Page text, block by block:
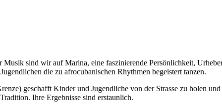
sind wir auf Marina, eine faszinierende Persönlichkeit,
die zu afrocubanischen Rhythmen begeistert tanzen.
geschafft Kinder und Jugendliche von der Strasse zu holen
Ihre Ergebnisse sind erstaunlich.